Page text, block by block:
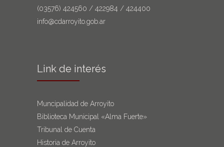
(03576) 424560 / 422984 / 424400
info@cdarroyito.gob.ar
Link de interés
Muncipalidad de Arroyito
Biblioteca Municipal «Alma Fuerte»
Tribunal de Cuenta
Historia de Arroyito